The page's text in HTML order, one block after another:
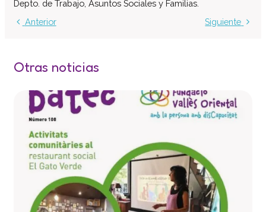
Depto. de Trabajo, Asuntos Sociales y Familias.
Anterior
Siguiente
Otras noticias